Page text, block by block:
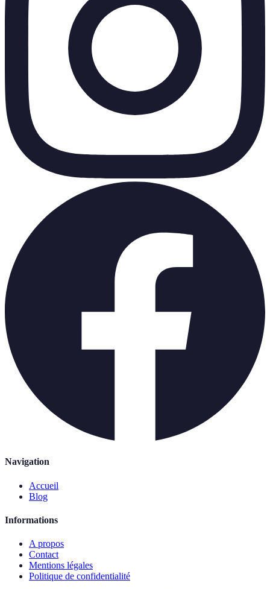
Navigation
Accueil
Blog
Informations
A propos
Contact
Mentions légales
Politique de confidentialité